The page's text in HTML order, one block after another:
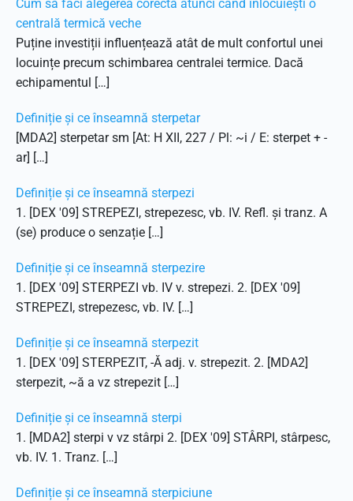
Cum să faci alegerea corectă atunci când înlocuiești o
centrală termică veche
Puține investiții influențează atât de mult confortul unei
locuințe precum schimbarea centralei termice. Dacă
echipamentul […]
Definiție și ce înseamnă sterpetar
[MDA2] sterpetar sm [At: H XII, 227 / Pl: ~i / E: sterpet + -
ar] […]
Definiție și ce înseamnă sterpezi
1. [DEX '09] STREPEZI, strepezesc, vb. IV. Refl. și tranz. A
(se) produce o senzație […]
Definiție și ce înseamnă sterpezire
1. [DEX '09] STERPEZI vb. IV v. strepezi. 2. [DEX '09]
STREPEZI, strepezesc, vb. IV. […]
Definiție și ce înseamnă sterpezit
1. [DEX '09] STERPEZIT, -Ă adj. v. strepezit. 2. [MDA2]
sterpezit, ~ă a vz strepezit […]
Definiție și ce înseamnă sterpi
1. [MDA2] sterpi v vz stârpi 2. [DEX '09] STÂRPI, stârpesc,
vb. IV. 1. Tranz. […]
Definiție și ce înseamnă sterpiciune